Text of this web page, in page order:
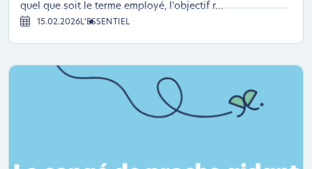
quel que soit le terme employé, l'objectif r...
15.02.2026L’ESSENTIEL